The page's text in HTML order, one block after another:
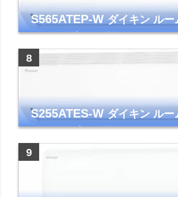
S565ATEP-Wダイキン ルー
シリーズ 主に18畳用 ホワイト
コンパクトモデル スト
S255ATES-Wダイキン ルー
シリーズ 主に8畳用 ホワイト